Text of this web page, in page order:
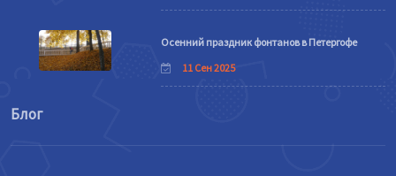
Осенний праздник фонтанов в Петергофе
11 Сен 2025
Блог